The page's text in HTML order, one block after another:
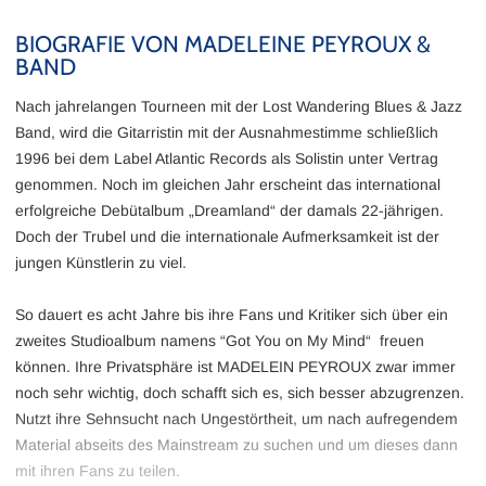
BIOGRAFIE VON MADELEINE PEYROUX &
BAND
Nach jahrelangen Tourneen mit der Lost Wandering Blues & Jazz
Band, wird die Gitarristin mit der Ausnahmestimme schließlich
1996 bei dem Label Atlantic Records als Solistin unter Vertrag
genommen. Noch im gleichen Jahr erscheint das international
erfolgreiche Debütalbum „Dreamland“ der damals 22-jährigen.
Doch der Trubel und die internationale Aufmerksamkeit ist der
jungen Künstlerin zu viel.
So dauert es acht Jahre bis ihre Fans und Kritiker sich über ein
zweites Studioalbum namens “Got You on My Mind“ freuen
können. Ihre Privatsphäre ist MADELEIN PEYROUX zwar immer
noch sehr wichtig, doch schafft sich es, sich besser abzugrenzen.
Nutzt ihre Sehnsucht nach Ungestörtheit, um nach aufregendem
Material abseits des Mainstream zu suchen und um dieses dann
mit ihren Fans zu teilen.